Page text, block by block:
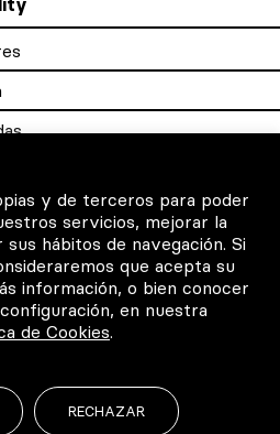
y de terceros para poder
servicios, mejorar la
hábitos de navegación. Si
que acepta su
información, o bien conocer
en nuestra
de Cookies.
RECHAZAR